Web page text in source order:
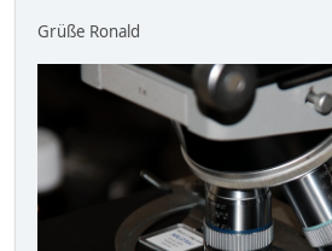
Grüße Ronald